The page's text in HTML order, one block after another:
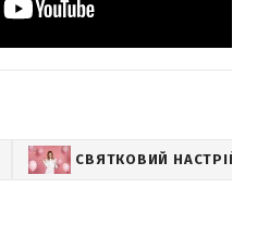
СВЯТКОВИЙ НАСТРІЙ